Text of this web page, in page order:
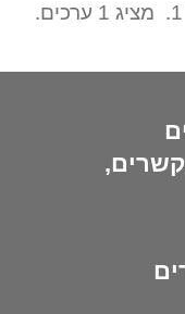
מציג 1 ערכים.